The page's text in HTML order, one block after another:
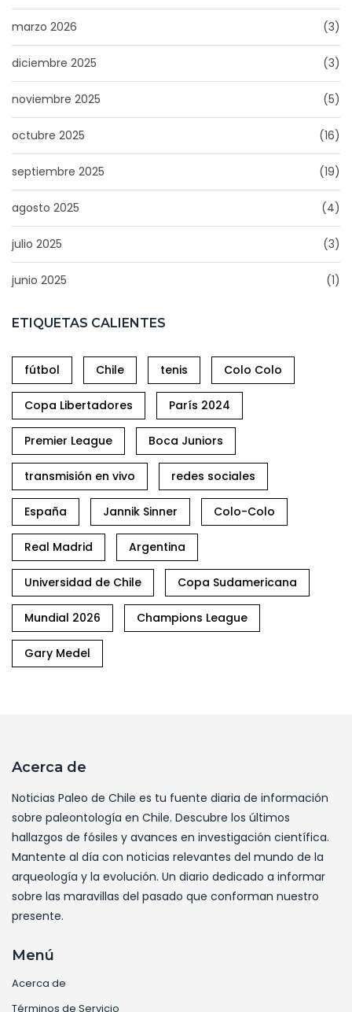
marzo 2026 (3)
diciembre 2025 (3)
noviembre 2025 (5)
octubre 2025 (16)
septiembre 2025 (19)
agosto 2025 (4)
julio 2025 (3)
junio 2025 (1)
ETIQUETAS CALIENTES
fútbol Chile tenis Colo Colo
Copa Libertadores París 2024
Premier League Boca Juniors
transmisión en vivo redes sociales
España Jannik Sinner Colo-Colo
Real Madrid Argentina
Universidad de Chile Copa Sudamericana
Mundial 2026 Champions League
Gary Medel
Acerca de
Noticias Paleo de Chile es tu fuente diaria de información
sobre paleontología en Chile. Descubre los últimos
hallazgos de fósiles y avances en investigación científica.
Mantente al día con noticias relevantes del mundo de la
arqueología y la evolución. Un diario dedicado a informar
sobre las maravillas del pasado que conforman nuestro
presente.
Menú
Acerca de
Términos de Servicio